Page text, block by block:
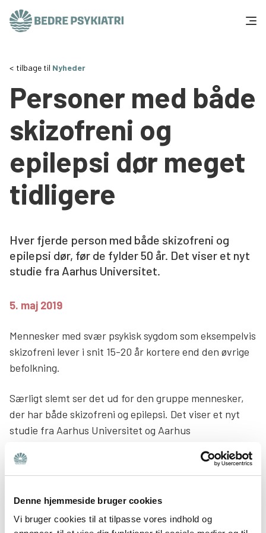
Denne hjemmeside bruger cookies
Vi bruger cookies til at tilpasse vores indhold og
Tal og fakta
Om os
Vær med
Presse og politik
tilbage til Nyheder
Personer med både
skizofreni og
epilepsi dør meget
tidligere
Hver fjerde person med både skizofreni og
epilepsi dør, før de fylder 50 år. Det viser et nyt
studie fra Aarhus Universitet.
5. maj 2019
Mennesker med svær psykisk sygdom som eksempelvis
skizofreni lever i snit 15-20 år kortere end den øvrige
befolkning.
Særligt slemt ser det ud for den gruppe mennesker,
der har både skizofreni og epilepsi. Det viser et nyt
studie fra Aarhus Universitet og Aarhus
I studiet deltog 1,5 million mennesker, som blev
begge diagnoser. Over 25 procent af de deltagende
personer med både skizofreni og epilepsi døde i